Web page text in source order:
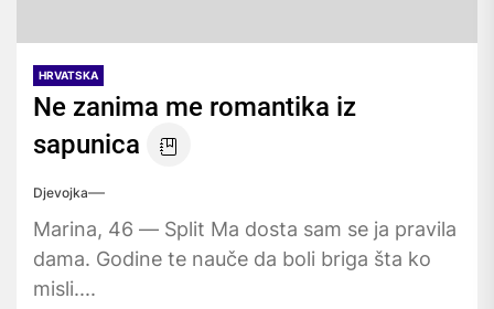
HRVATSKA
Ne zanima me romantika iz
sapunica
Djevojka
Marina, 46 — Split Ma dosta sam se ja pravila
dama. Godine te nauče da boli briga šta ko
misli....